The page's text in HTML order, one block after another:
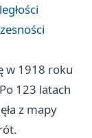
w 1918 roku
123 latach
z mapy